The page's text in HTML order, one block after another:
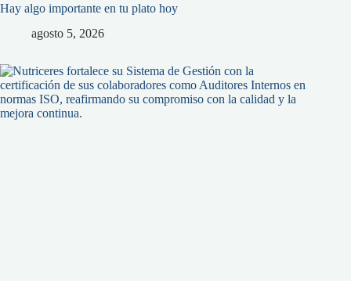
Hay algo importante en tu plato hoy
agosto 5, 2026